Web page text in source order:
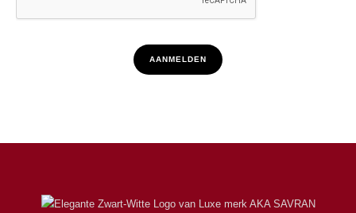
AANMELDEN